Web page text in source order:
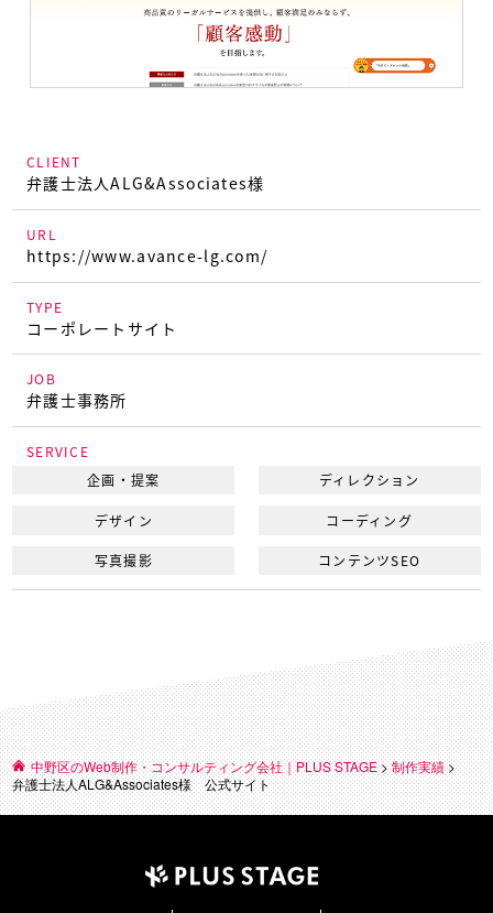
CLIENT
弁護士法人ALG&Associates様
URL
https://www.avance-lg.com/
TYPE
コーポレートサイト
JOB
弁護士事務所
SERVICE
企画・提案
ディレクション
デザイン コーディング
写真撮影 コンテンツSEO
中野区のWeb制作・コンサルティング会社｜PLUS STAGE>制作実績>
弁護士法人ALG&Associates様 公式サイト